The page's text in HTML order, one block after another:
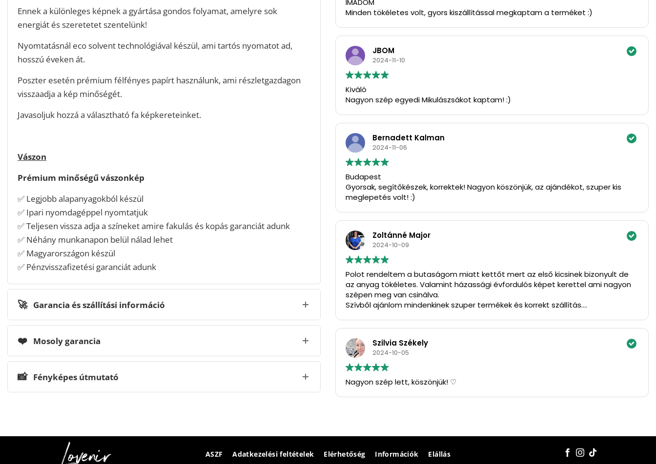
Ennek a különleges képnek a gyártása gondos folyamat, amelyre sok
energiát és szeretetet szentelünk!
Nyomtatásnál eco solvent technológiával készül, ami tartós nyomatot ad,
hosszú éveken át.
Poszter esetén prémium félfényes papírt használunk, ami részletgazdagon
visszaadja a kép minőségét.
Javasoljuk hozzá a választható fa képkereteinket.
Vászon
Prémium minőségű vászonkép
✅ Legjobb alapanyagokból készül
✅ Ipari nyomdagéppel nyomtatjuk
✅ Teljesen vissza adja a színeket amire fakulás és kopás garanciát adunk
✅ Néhány munkanapon belül nálad lehet
✅ Magyarországon készül
✅ Pénzvisszafizetési garanciát adunk
🚀 Garancia és szállítási információ
❤️ Mosoly garancia
📸 Fényképes útmutató
IMÁDOM
Minden tökéletes volt, gyors kiszállítással megkaptam a terméket :)
JBOM
2024-11-10
Kiváló
Nagyon szép egyedi Mikulászsákot kaptam! :)
Bernadett Kalman
2024-11-06
Budapest
Gyorsak, segítőkészek, korrektek! Nagyon köszönjük, az ajándékot, szuper kis
meglepetés volt! :)
Zoltánné Major
2024-10-09
Polot rendeltem a butaságom miatt kettőt mert az első kicsinek bizonyult de
az anyag tökéletes. Valamint házassági évfordulós képet kerettel ami nagyon
szépen meg van csinálva.
Szívből ajánlom mindenkinek szuper termékek és korrekt szállítás.
Szilvia Székely
2024-10-05
Nagyon szép lett, köszönjük! ♡
ASZF Adatkezelési feltételek Elérhetőség Információk Elállás